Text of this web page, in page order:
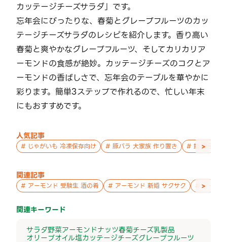
カッテージチーズサラダ」です。
忘年会にぴったりな、春菊とグレープフルーツのカッ
テージチーズサラダのレシピを紹介します。香り高い
春菊と爽やかなグレープフルーツ、そしてカリカリア
ーモンドの食感が絶妙。カッテージチーズのコクとア
ーモンドの香ばしさで、忘年会のテーブルを華やかに
彩ります。簡単3ステップで作れるので、忙しい年末
にもおすすめです。
人気記事
# じゃがいも 冷凍保存向け # 豚バラ 大家族 作り置き # 鮭 親子 作
>
関連記事
# アーモンド 受験生 酒の肴 # アーモンド 新婚 サクサク #アーモ
>
関連キーワード
サラダ野菜アーモンドナッツ春菊チーズ乳製品
オリーブオイル塩カッテージチーズグレープフルーツ